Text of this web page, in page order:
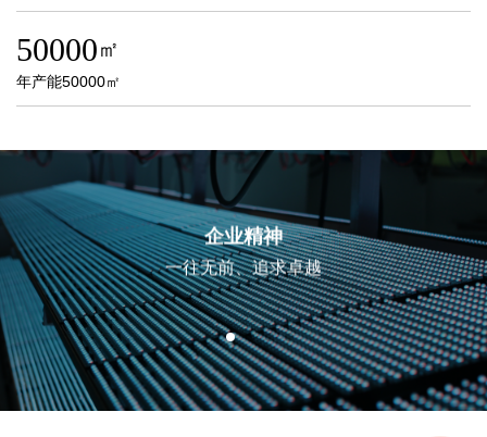
50000㎡
年产能50000㎡
企业精神
一往无前、追求卓越